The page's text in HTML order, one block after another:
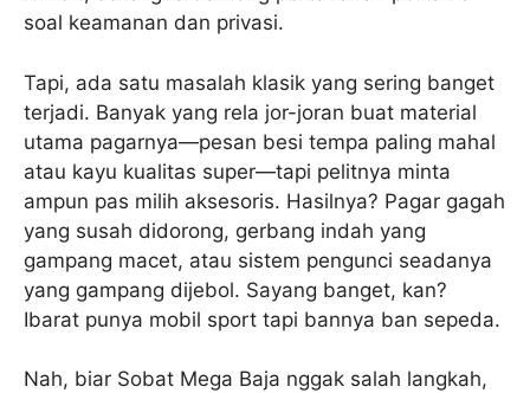
soal keamanan dan privasi.
Tapi, ada satu masalah klasik yang sering banget
terjadi. Banyak yang rela jor-joran buat material
utama pagarnya—pesan besi tempa paling mahal
atau kayu kualitas super—tapi pelitnya minta
ampun pas milih aksesoris. Hasilnya? Pagar gagah
yang susah didorong, gerbang indah yang
gampang macet, atau sistem pengunci seadanya
yang gampang dijebol. Sayang banget, kan?
Ibarat punya mobil sport tapi bannya ban sepeda.
Nah, biar Sobat Mega Baja nggak salah langkah,